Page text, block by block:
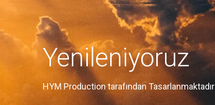
Yenileniyoruz
HYM Production tarafından Tasarlanmaktadır